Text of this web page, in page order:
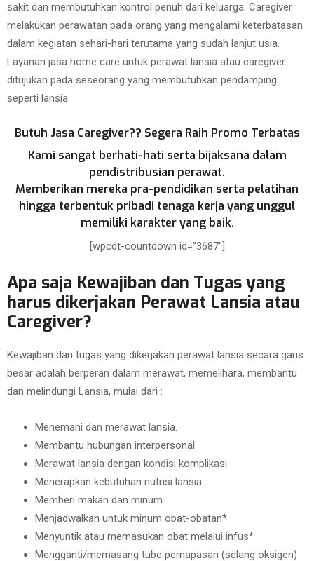
sakit dan membutuhkan kontrol penuh dari keluarga. Caregiver
melakukan perawatan pada orang yang mengalami keterbatasan
dalam kegiatan sehari-hari terutama yang sudah lanjut usia.
Layanan jasa home care untuk perawat lansia atau caregiver
ditujukan pada seseorang yang membutuhkan pendamping
seperti lansia.
Butuh Jasa Caregiver?? Segera Raih Promo Terbatas
Kami sangat berhati-hati serta bijaksana dalam
pendistribusian perawat.
Memberikan mereka pra-pendidikan serta pelatihan
hingga terbentuk pribadi tenaga kerja yang unggul
memiliki karakter yang baik.
[wpcdt-countdown id=”3687″]
Apa saja Kewajiban dan Tugas yang
harus dikerjakan Perawat Lansia atau
Caregiver?
Kewajiban dan tugas yang dikerjakan perawat lansia secara garis
besar adalah berperan dalam merawat, memelihara, membantu
dan melindungi Lansia, mulai dari :
Menemani dan merawat lansia.
Membantu hubungan interpersonal.
Merawat lansia dengan kondisi komplikasi.
Menerapkan kebutuhan nutrisi lansia.
Memberi makan dan minum.
Menjadwalkan untuk minum obat-obatan*
Menyuntik atau memasukan obat melalui infus*
Mengganti/memasang tube pernapasan (selang oksigen)